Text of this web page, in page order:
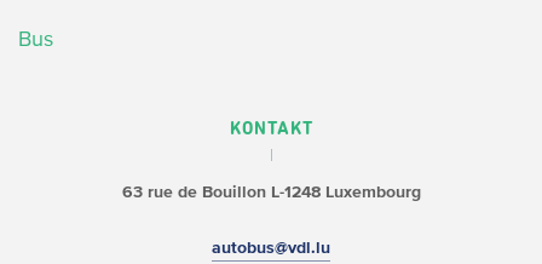
Bus
KONTAKT
63 rue de BouillonL-1248 Luxembourg
autobus@vdl.lu